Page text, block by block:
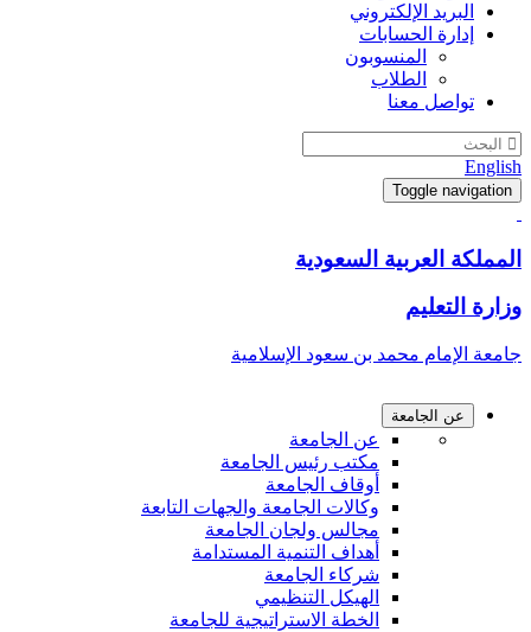
البريد الإلكتروني
إدارة الحسابات
المنسوبون
الطلاب
تواصل معنا
English
Toggle navigation
المملكة العربية السعودية
وزارة التعليم
جامعة الإمام محمد بن سعود الإسلامية
عن الجامعة
عن الجامعة
مكتب رئيس الجامعة
أوقاف الجامعة
وكالات الجامعة والجهات التابعة
مجالس ولجان الجامعة
أهداف التنمية المستدامة
شركاء الجامعة
الهيكل التنظيمي
الخطة الاستراتيجية للجامعة